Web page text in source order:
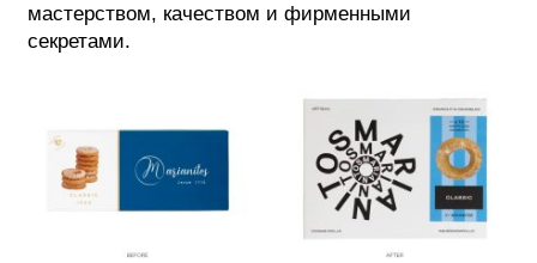
мастерством, качеством и фирменными
секретами.